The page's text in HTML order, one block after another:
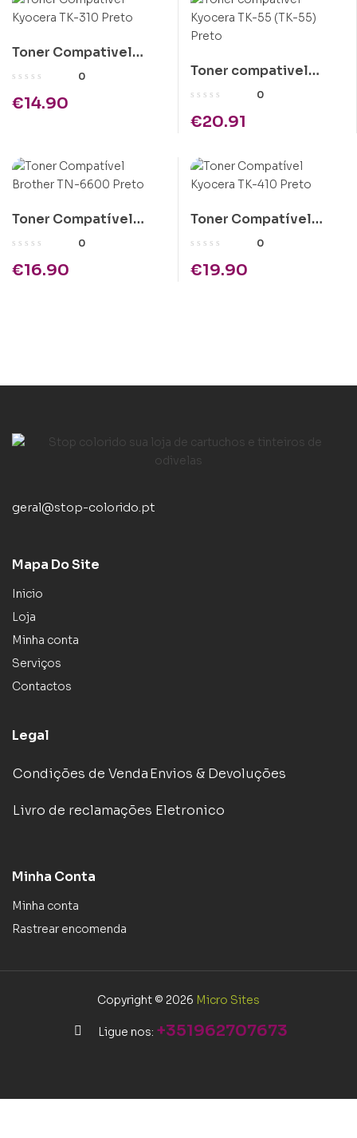
Toner Compativel
Kyocera TK-310 Preto
0
€14.90
Toner compativel
Kyocera TK-55 (TK-55)
0
€20.91
Toner Compatível
Brother TN-6600
0
€16.90
Toner Compatível
Kyocera TK-410 Preto
0
€19.90
geral@stop-colorido.pt
Mapa Do Site
Inicio
Loja
Minha conta
Serviços
Contactos
Legal
Condições de VendaEnvios & Devoluções
Livro de reclamações Eletronico
Minha Conta
Minha conta
Rastrear encomenda
Copyright © 2026 Micro Sites
Ligue nos: +351962707673